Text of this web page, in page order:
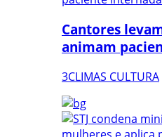
Cantores
animam
3CLIMAS CULTURA